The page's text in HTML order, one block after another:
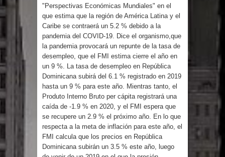
PRM del Gobierno
Tres detenidos tras detectarse una
presunta estafa contra el
Ayuntamiento de Santiago
PRM votará “por aclamación” a sus
nuevas autoridades
El expresidente peruano Ollanta
"Perspectivas Económicas Mundiales" en el
que estima que la región de América Latina y el
Caribe se contraerá un 5.2 % debido a la
pandemia del COVID-19. Dice el organismo,que
la pandemia provocará un repunte de la tasa de
desempleo, que el FMI estima cierre el año en
un 9 %. La tasa de desempleo en República
Dominicana subirá del 6.1 % registrado en 2019
hasta un 9 % para este año. Mientras tanto, el
Produto Interno Bruto per cápita registrará una
caída de -1.9 % en 2020, y el FMI espera que
se recupere un 2.9 % el próximo año. En lo que
respecta a la meta de inflación para este año, el
FMI calcula que los precios en República
Dominicana subirán un 3.5 % este año, luego